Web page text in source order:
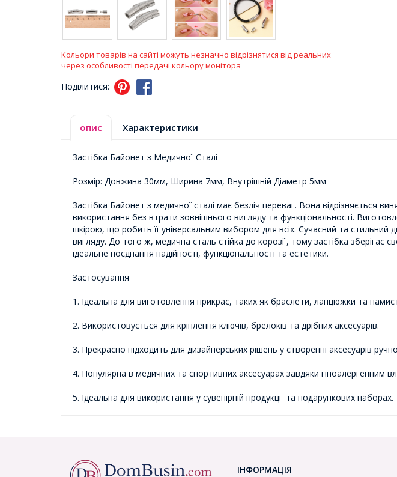
Кольори товарів на сайті можуть незначно відрізнятися від реальних
через особливості передачі кольору монітора
Поділитися:
опис Характеристики
Застібка Байонет з Медичної Сталі
Розмір: Довжина 30мм, Ширина 7мм, Внутрішній Діаметр 5мм
Застібка Байонет з медичної сталі має безліч переваг. Вона відрізняється
використання без втрати зовнішнього вигляду та функціональності.
шкірою, що робить її універсальним вибором для всіх. Сучасний та
вигляду. До того ж, медична сталь стійка до корозії, тому застібка зберігає
ідеальне поєднання надійності, функціональності та естетики.
Застосування
1. Ідеальна для виготовлення прикрас, таких як браслети, ланцюжки та
2. Використовується для кріплення ключів, брелоків та дрібних аксесуарів.
3. Прекрасно підходить для дизайнерських рішень у створенні аксесуарів
4. Популярна в медичних та спортивних аксесуарах завдяки гіпоалергенним
5. Ідеальна для використання у сувенірній продукції та подарункових наборах.
ІНФОРМАЦІЯ